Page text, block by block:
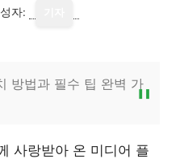
자:
방법과 필수 팁 완벽 가
사랑받아 온 미디어 플